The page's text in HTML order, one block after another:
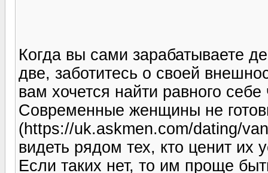
Когда вы сами зарабатываете
две, заботитесь о своей
вам хочется найти равного себе
Современные женщины не
(https://uk.askmen.com/dating/
видеть рядом тех, кто ценит их
Если таких нет, то им проще